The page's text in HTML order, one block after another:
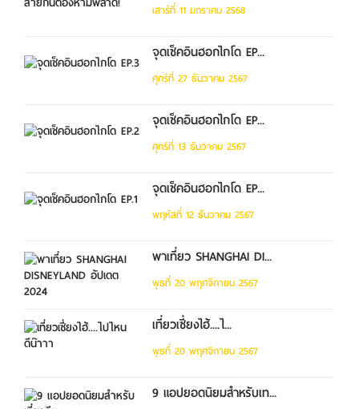
เสาร์ที่ 11 มกราคม 2568
จุดเช็คอินฮอกไกโด EP...
ศุกร์ที่ 27 ธันวาคม 2567
จุดเช็คอินฮอกไกโด EP...
ศุกร์ที่ 13 ธันวาคม 2567
จุดเช็คอินฮอกไกโด EP...
พฤหัสที่ 12 ธันวาคม 2567
พาเที่ยว SHANGHAI DI...
พุธที่ 20 พฤศจิกายน 2567
เที่ยวเซี่ยงไฮ้....ไ...
พุธที่ 20 พฤศจิกายน 2567
9 แอปยอดนิยมสำหรับเท...